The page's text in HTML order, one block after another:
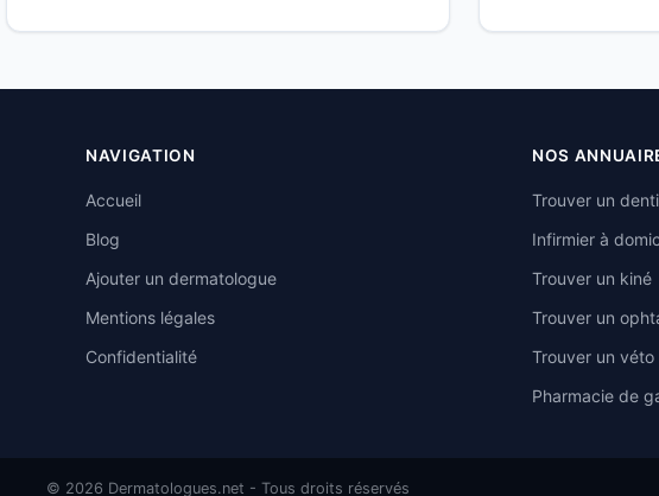
NAVIGATION
Accueil
Blog
Ajouter un dermatologue
Mentions légales
Confidentialité
NOS
Trouver un
Infirmier à
Trouver un kiné
Trouver un
Trouver un véto
Pharmacie de
© 2026 Dermatologues.net - Tous droits réservés